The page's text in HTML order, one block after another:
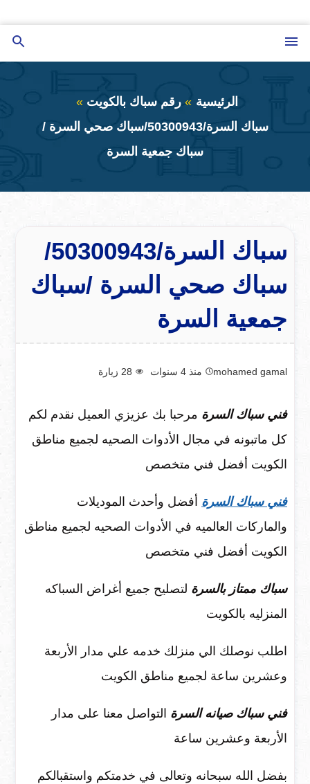
إلى
المحتوى
الرئيسية
رقم سباك بالكويت
سباك السرة/50300943/سباك صحي السرة /
سباك جمعية السرة
سباك السرة/50300943/
سباك صحي السرة /سباك
جمعية السرة
mohamed gamal منذ 4 سنوات 28 زيارة
فني سباك السرة مرحبا بك عزيزي العميل نقدم لكم
كل ماتبونه في مجال الأدوات الصحيه لجميع مناطق
الكويت أفضل فني متخصص
فني سباك السرة أفضل وأحدث الموديلات
والماركات العالميه في الأدوات الصحيه لجميع مناطق
الكويت أفضل فني متخصص
سباك ممتاز بالسرة لتصليح جميع أغراض السباكه
المنزليه بالكويت
اطلب نوصلك الي منزلك خدمه علي مدار الأربعة
وعشرين ساعة لجميع مناطق الكويت
فني سباك صيانه السرة التواصل معنا على مدار
الأربعة وعشرين ساعة
بفضل الله سبحانه وتعالى في خدمتكم واستقبالكم